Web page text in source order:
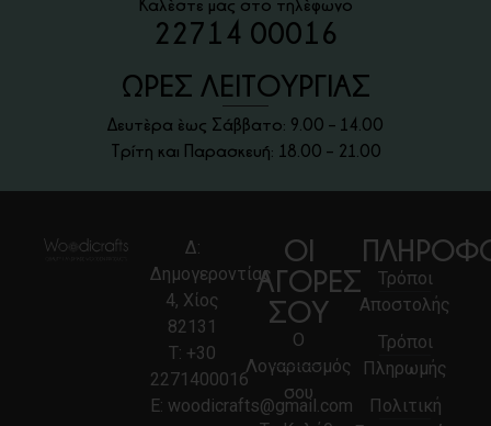
Καλέστε μας στο τηλέφωνο
22714 00016
ΩΡΕΣ ΛΕΙΤΟΥΡΓΙΑΣ
Δευτέρα έως Σάββατο: 9.00 – 14.00
Τρίτη και Παρασκευή: 18.00 – 21.00
Δ:
Δημογεροντίας
4, Χίος
82131
Τ: +30
2271400016
E: woodicrafts@gmail.com
ΟΙ
ΑΓΟΡΕΣ
ΣΟΥ
Ο
Λογαριασμός
σου
Τρόποι
Αποστολής
Τρόποι
Πληρωμής
Πολιτική